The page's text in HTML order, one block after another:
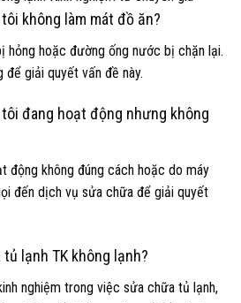
không làm mát đồ ăn?
hỏng hoặc đường ống nước bị chặn lại.
giải quyết vấn đề này.
đang hoạt động nhưng không
động không đúng cách hoặc do máy
đến dịch vụ sửa chữa để giải quyết
lạnh TK không lạnh?
nghiệm trong việc sửa chữa tủ lạnh,